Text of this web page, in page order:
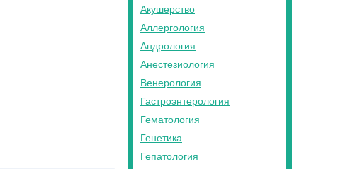
Акушерство
Аллергология
Андрология
Анестезиология
Венерология
Гастроэнтерология
Гематология
Генетика
Гепатология